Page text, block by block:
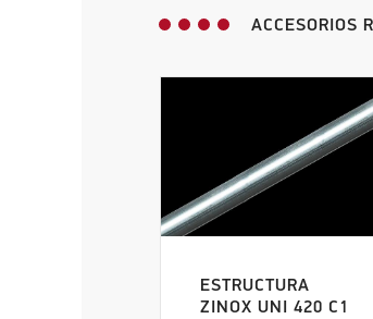
ACCESORIOS
ESTRUCTURA
ZINOX UNI 420 C1